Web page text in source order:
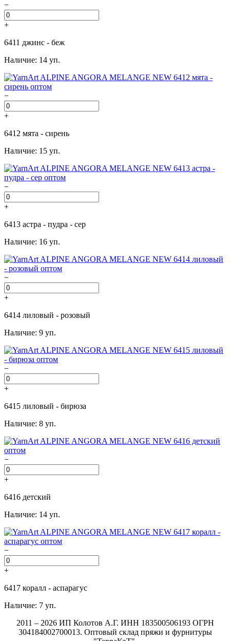
−
+
6411 джинс - беж
Наличие: 14 уп.
−
+
6412 мята - сирень
Наличие: 15 уп.
−
+
6413 астра - пудра - сер
Наличие: 16 уп.
−
+
6414 лиловый - розовый
Наличие: 9 уп.
−
+
6415 лиловый - бирюза
Наличие: 8 уп.
−
+
6416 детский
Наличие: 14 уп.
−
+
6417 коралл - аспарагус
Наличие: 7 уп.
2011 – 2026 ИП Колотов А.Г. ИНН 183500506193 ОГРН
304184002700013. Оптовый склад пряжи и фурнитуры